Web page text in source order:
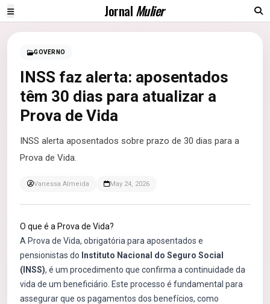
JornalMulier
GOVERNO
INSS faz alerta: aposentados
têm 30 dias para atualizar a
Prova de Vida
INSS alerta aposentados sobre prazo de 30 dias para a
Prova de Vida.
Vanessa Almeida May 24, 2026
O que é a Prova de Vida?
A Prova de Vida, obrigatória para aposentados e
pensionistas do Instituto Nacional do Seguro Social
(INSS), é um procedimento que confirma a continuidade da
vida de um beneficiário. Este processo é fundamental para
assegurar que os pagamentos dos benefícios, como